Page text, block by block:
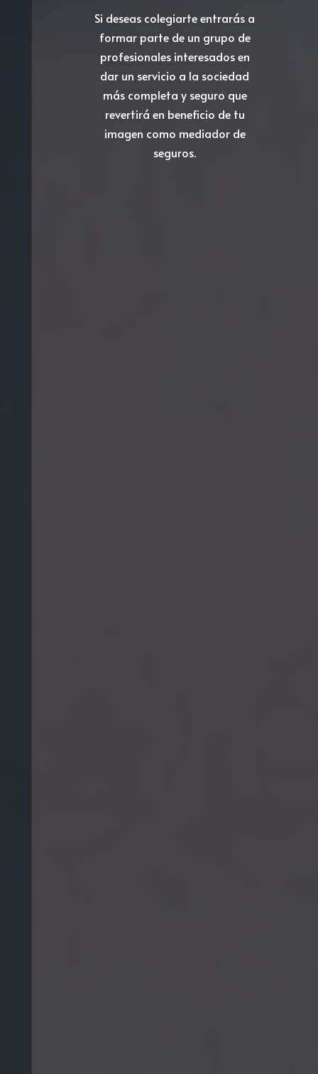
Si deseas colegiarte entrarás a
formar parte de un grupo de
profesionales interesados en
dar un servicio a la sociedad
más completa y seguro que
revertirá en beneficio de tu
imagen como mediador de
seguros.